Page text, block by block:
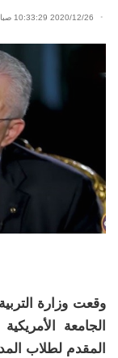
2020/12/26 10:33:29 صباحًا
وقعت وزارة
الجامعة
المقدم لطلاب